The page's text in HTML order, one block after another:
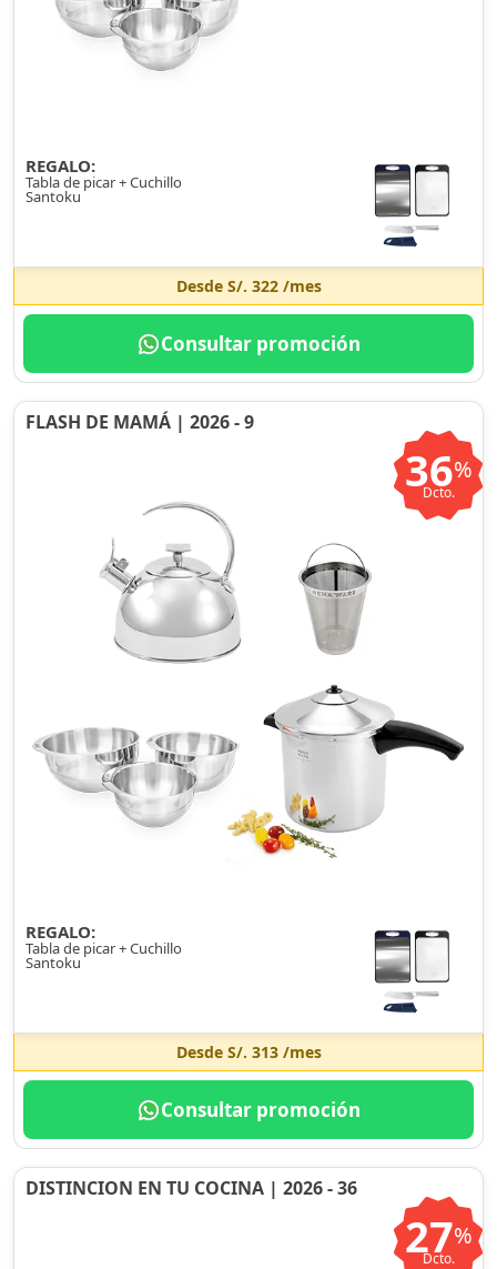
REGALO:
Tabla de picar + Cuchillo
Santoku
Desde S/. 322/mes
Consultar promoción
FLASH DE MAMÁ | 2026 - 9
36%
Dcto.
REGALO:
Tabla de picar + Cuchillo
Santoku
Desde S/. 313/mes
Consultar promoción
DISTINCION EN TU COCINA | 2026 - 36
27%
Dcto.